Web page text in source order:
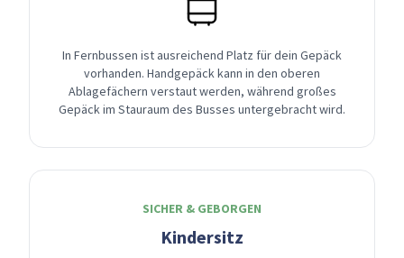
In Fernbussen ist ausreichend Platz für dein Gepäck
vorhanden. Handgepäck kann in den oberen
Ablagefächern verstaut werden, während großes
Gepäck im Stauraum des Busses untergebracht wird.
SICHER & GEBORGEN
Kindersitz